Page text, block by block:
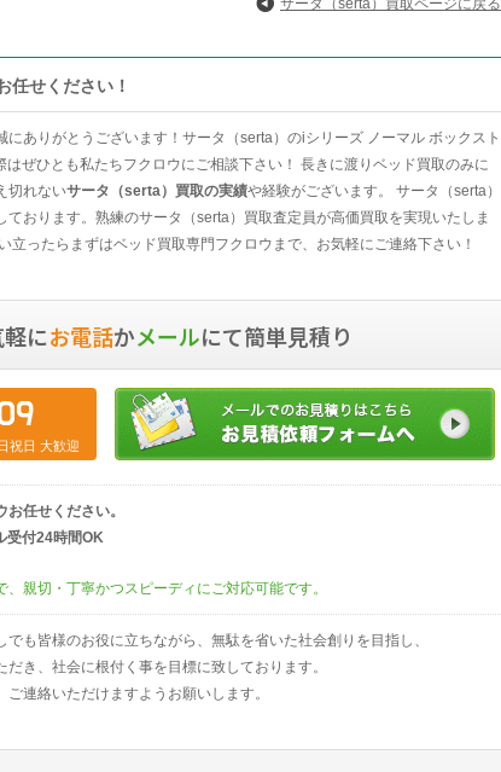
サータ（serta）買取ページに戻る
任せください！
ありがとうございます！サータ（serta）のiシリーズ ノーマル ボックスト
ぜひとも私たちフクロウにご相談下さい！ 長きに渡りベッド買取のみに
切れないサータ（serta）買取の実績や経験がございます。 サータ（serta）
おります。熟練のサータ（serta）買取査定員が高価買取を実現いたしま
立ったらまずはベッド買取専門フクロウまで、お気軽にご連絡下さい！
にお電話かメールにて簡単見積り
祝日 大歓迎
任せください。
受付24時間OK
親切・丁寧かつスピーディにご対応可能です。
も皆様のお役に立ちながら、無駄を省いた社会創りを目指し、
き、社会に根付く事を目標に致しております。
連絡いただけますようお願いします。